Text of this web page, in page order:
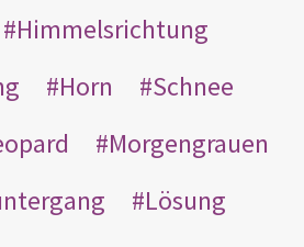
Himmelsrichtung
Horn
Schnee
Morgengrauen
Lösung